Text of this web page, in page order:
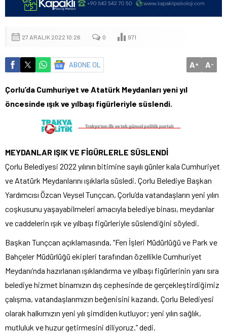
27 ARALIK 2022 10:26 0 971
ABONE OL A+ A-
Çorlu’da Cumhuriyet ve Atatürk Meydanları yeni yıl
öncesinde ışık ve yılbaşı figürleriyle süslendi.
MEYDANLAR IŞIK VE FİGÜRLERLE SÜSLENDİ
Çorlu Belediyesi 2022 yılının bitimine sayılı günler kala Cumhuriyet
ve Atatürk Meydanlarını ışıklarla süsledi. Çorlu Belediye Başkan
Yardımcısı Özcan Veysel Tunçcan, Çorlu’da vatandaşların yeni yılın
coşkusunu yaşayabilmeleri amacıyla belediye binası, meydanlar
ve caddelerin ışık ve yılbaşı figürleriyle süslendiğini söyledi.
Başkan Tunçcan açıklamasında, “Fen İşleri Müdürlüğü ve Park ve
Bahçeler Müdürlüğü ekipleri tarafından özellikle Cumhuriyet
Meydanı’nda hazırlanan ışıklandırma ve yılbaşı figürlerinin yanı sıra
belediye hizmet binamızın dış cephesinde de gerçekleştirdiğimiz
çalışma, vatandaşlarımızın beğenisini kazandı. Çorlu Belediyesi
olarak halkımızın yeni yılı şimdiden kutluyor; yeni yılın sağlık,
mutluluk ve huzur getirmesini diliyoruz.” dedi.